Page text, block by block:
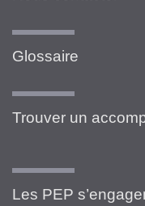
Glossaire
Trouver un
Les PEP